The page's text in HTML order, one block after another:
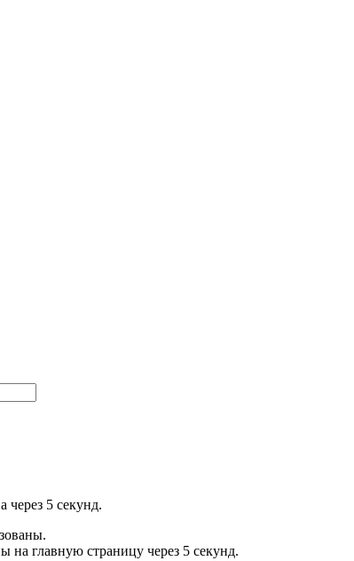
через 5 секунд.
на главную страницу через 5 секунд.